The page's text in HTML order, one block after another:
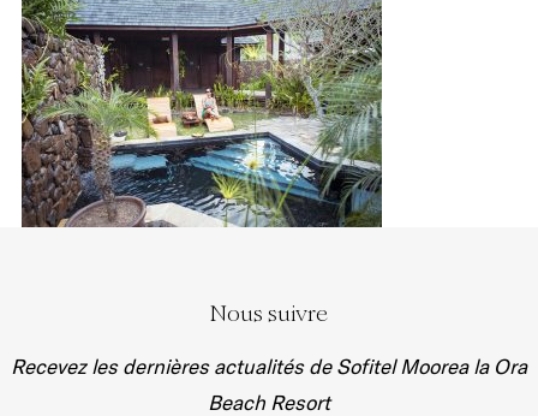
Nous suivre
Recevez les dernières actualités de Sofitel Moorea la Ora
Beach Resort